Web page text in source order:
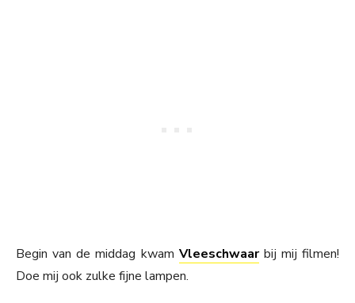
Begin van de middag kwam Vleeschwaarbij mij filmen!
Doe mij ook zulke fijne lampen.